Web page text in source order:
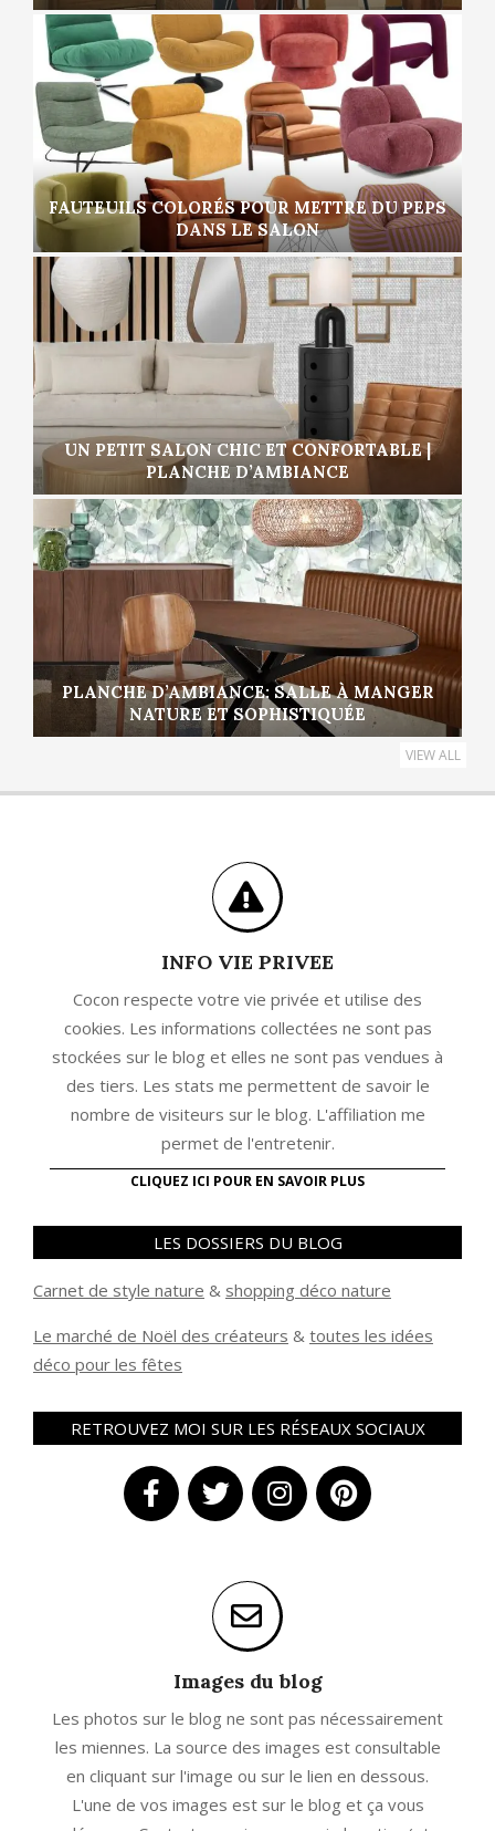
FAUTEUILS COLORÉS POUR METTRE DU PEPS
DANS LE SALON
UN PETIT SALON CHIC ET CONFORTABLE |
PLANCHE D’AMBIANCE
PLANCHE D’AMBIANCE: SALLE À MANGER
NATURE ET SOPHISTIQUÉE
VIEW ALL
INFO VIE PRIVEE
Cocon respecte votre vie privée et utilise des
cookies. Les informations collectées ne sont pas
stockées sur le blog et elles ne sont pas vendues à
des tiers. Les stats me permettent de savoir le
nombre de visiteurs sur le blog. L'affiliation me
permet de l'entretenir.
CLIQUEZ ICI POUR EN SAVOIR PLUS
LES DOSSIERS DU BLOG
Carnet de style nature & shopping déco nature
Le marché de Noël des créateurs & toutes les idées
déco pour les fêtes
RETROUVEZ MOI SUR LES RÉSEAUX SOCIAUX
Images du blog
Les photos sur le blog ne sont pas nécessairement
les miennes. La source des images est consultable
en cliquant sur l'image ou sur le lien en dessous.
L'une de vos images est sur le blog et ça vous